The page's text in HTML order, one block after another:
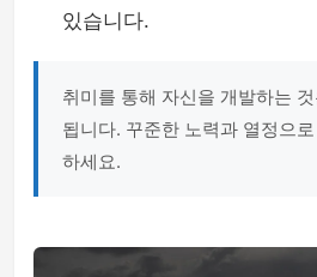
있습니다.
취미를 통해 자신을 개발하는
됩니다. 꾸준한 노력과 열정으
하세요.